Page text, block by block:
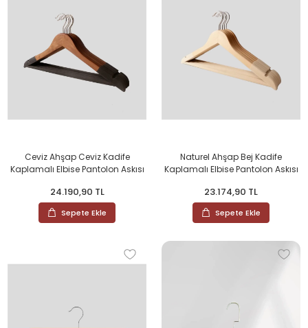
Ceviz Ahşap Ceviz Kadife
Kaplamalı Elbise Pantolon Askısı
24.190,90 TL
Sepete Ekle
Naturel Ahşap Bej Kadife
Kaplamalı Elbise Pantolon Askısı
23.174,90 TL
Sepete Ekle